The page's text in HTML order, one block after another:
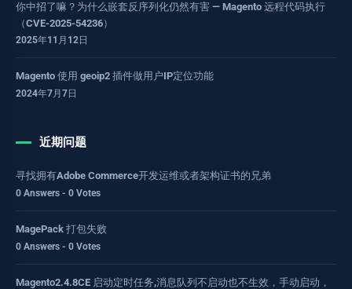
你中招了嘛？为什么嵌套反序列化仍然有害 — Magento 远程代码执行
（CVE-2025-54236）
2025年11月12日
Magento 使用 geoip2 插件做用户IP定位功能
2024年7月7日
近期问题
寻找拥有Adobe Commerce开发运维或者架构证书的兄弟
0 Answers - 0 Votes
MagePack 打包失败
0 Answers - 0 Votes
Magento2.4.8CE 启动定时任务,消息队列不启动也不生效，手动启动，